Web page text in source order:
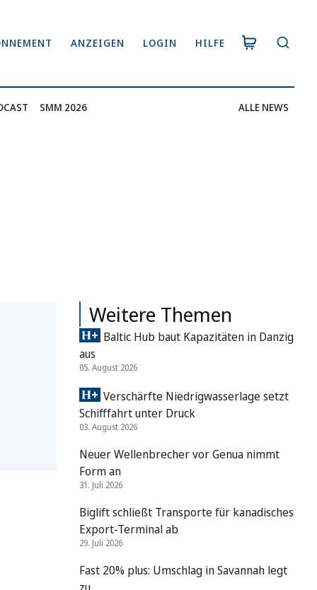
ANZEIGEN LOGIN HILFE
SMM 2026 ALLE NEWS
Weitere Themen
Baltic Hub baut Kapazitäten in Danzig
aus
05. August 2026
Verschärfte Niedrigwasserlage setzt
Schifffahrt unter Druck
03. August 2026
Neuer Wellenbrecher vor Genua nimmt
Form an
31. Juli 2026
Biglift schließt Transporte für kanadisches
Export-Terminal ab
29. Juli 2026
Fast 20% plus: Umschlag in Savannah legt